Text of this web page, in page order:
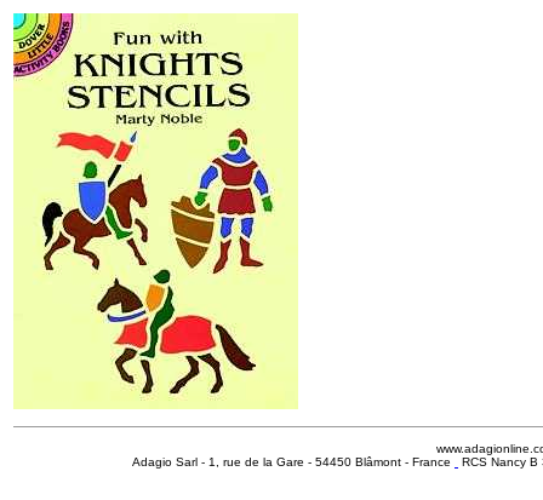
Adagio Sarl - 1, rue de la Gare - 54450 Blâmont - France
RCS Nancy B